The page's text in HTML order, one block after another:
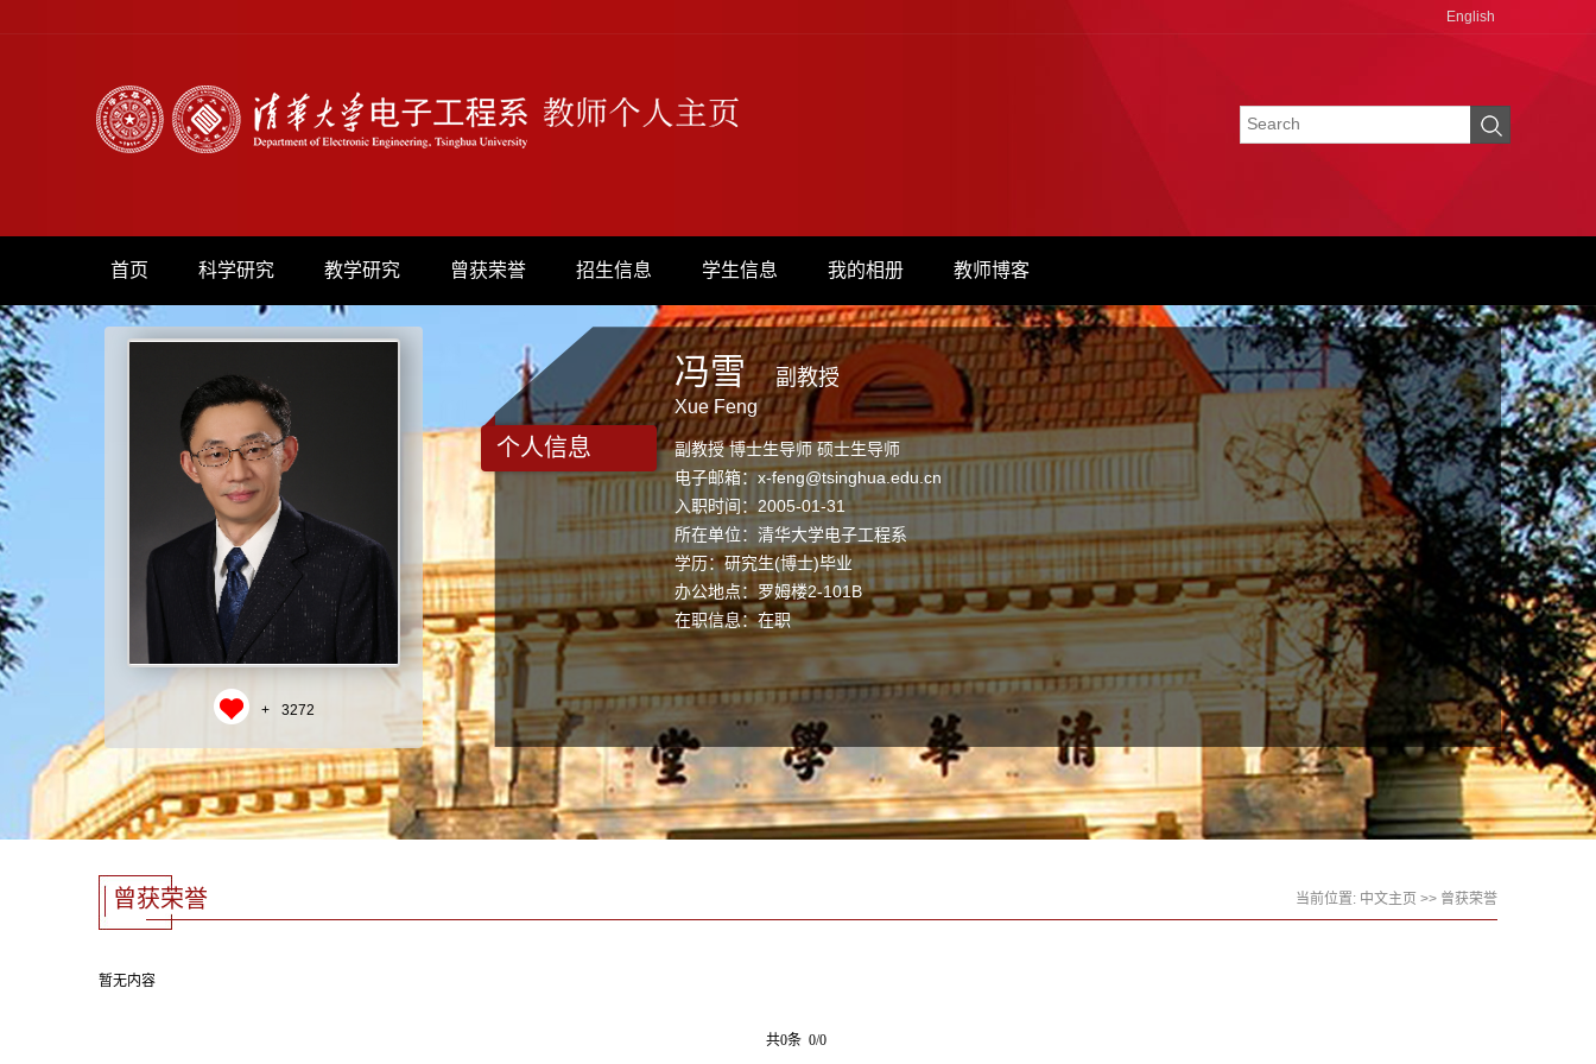
English
首页 科学研究 教学研究 曾获荣誉 招生信息 学生信息 我的相册 教师博客
+ 3272
个人信息
冯雪
Xue Feng
副教授
副教授 博士生导师 硕士生导师
电子邮箱：x-feng@tsinghua.edu.cn
入职时间：2005-01-31
所在单位：清华大学电子工程系
学历：研究生(博士)毕业
办公地点：罗姆楼2-101B
在职信息：在职
曾获荣誉 当前位置: 中文主页 >> 曾获荣誉
暂无内容
共0条 0/0